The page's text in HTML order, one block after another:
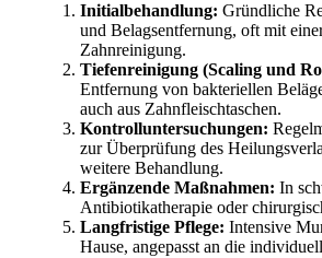
Initialbehandlung: Gründliche
und Belagsentfernung, oft mit
Zahnreinigung.
Tiefenreinigung (Scaling und
Entfernung von bakteriellen
auch aus Zahnfleischtaschen.
Kontrolluntersuchungen:
zur Überprüfung des
weitere Behandlung.
Ergänzende Maßnahmen: In
Antibiotikatherapie oder
Langfristige Pflege: Intensive
Hause, angepasst an die